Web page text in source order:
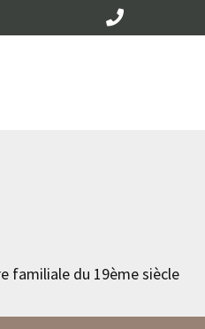
familiale du 19ème siècle